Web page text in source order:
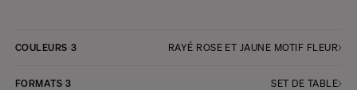
COULEURS 3 RAYÉ ROSE ET JAUNE MOTIF FLEUR
FORMATS 3 SET DE TABLE